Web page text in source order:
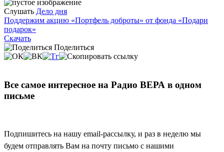
Слушать Дело дня
Поддержим акцию «Портфель доброты» от фонда «Подари
подарок»
Скачать
Поделиться
Все самое интересное на Радио ВЕРА в одном
письме
Подпишитесь на нашу email-рассылку, и раз в неделю мы
будем отправлять Вам на почту письмо с нашими